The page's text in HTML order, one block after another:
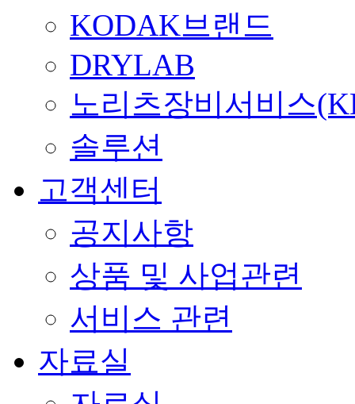
KODAK브랜드
DRYLAB
노리츠장비서비스
솔루션
고객센터
공지사항
상품 및 사업관련
서비스 관련
자료실